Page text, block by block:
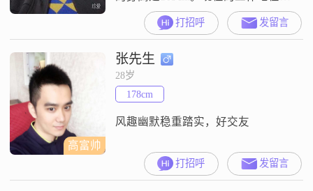
通。学历是高中及以下。每个月的
收入在3001到5000元这个范围。我
的性格比较随和，平时和大家相处
起来很轻松。我觉得在感情里，双
向奔赴是很重要的，我也一直抱着
真诚相待的态度来面对。生活里我
比较勤俭节约，过日子讲究实在。
我平时会做菜烹饪，这方面还挺擅
打招呼 发留言
高富帅
张先生
28岁
178cm
风趣幽默稳重踏实，好交友
打招呼 发留言